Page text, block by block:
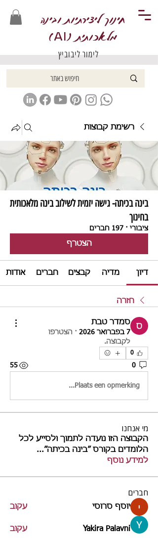
חינוך ליצירתיות ובינה
מלאכותית (AI
)
לימור ליבוביץ
רשימת קבוצות
בינה בכיתה- גישה יזמית לשילוב בינה מלאכותית
בחינוך
ציבורי · 197 חברים
הצטרף
דיון מדיה קבצים חברים אודות
חזרה
סמדר טבת
7 בפברואר 2026 · הצטרפו
לקבוצה.
0
0
55
Plaats een opmerking...
מי אנחנו
הקבוצה הזו נועדה לתמוך ולסייע לכל
הלומדים בקורס ״בינה בכיתה״...
למידע נוסף
חברים
יוסף סרוסי עקוב
Yakira Palavni עקוב